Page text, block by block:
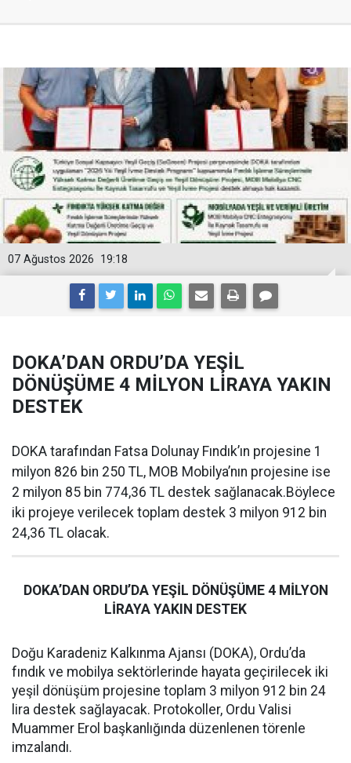
19:18
07 Ağustos 2026
DOKA’DAN ORDU’DA YEŞİL
DÖNÜŞÜME 4 MİLYON LİRAYA YAKIN
DESTEK
DOKA tarafından Fatsa Dolunay Fındık’ın projesine 1
milyon 826 bin 250 TL, MOB Mobilya’nın projesine ise
2 milyon 85 bin 774,36 TL destek sağlanacak.Böylece
iki projeye verilecek toplam destek 3 milyon 912 bin
24,36 TL olacak.
DOKA’DAN ORDU’DA YEŞİL DÖNÜŞÜME 4 MİLYON
LİRAYA YAKIN DESTEK
Doğu Karadeniz Kalkınma Ajansı (DOKA), Ordu’da
fındık ve mobilya sektörlerinde hayata geçirilecek iki
yeşil dönüşüm projesine toplam 3 milyon 912 bin 24
lira destek sağlayacak. Protokoller, Ordu Valisi
Muammer Erol başkanlığında düzenlenen törenle
imzalandı.